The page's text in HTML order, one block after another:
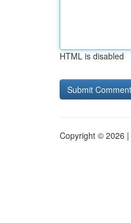
HTML is disabled
Copyright © 2026 |